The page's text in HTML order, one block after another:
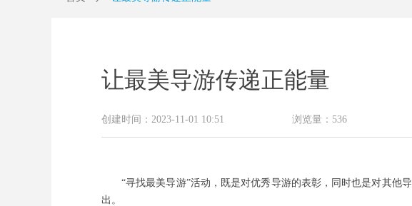
让最美导游传递正能量
“寻找最美导游”活动，既是对优秀导游的表彰，同时也是对其他
出。
创建时间： 2023-11-01 10:51 浏览量： 536